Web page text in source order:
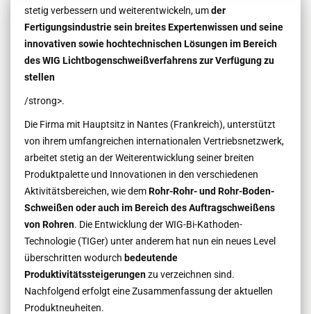
stetig verbessern und weiterentwickeln, umder
Fertigungsindustrie sein breites Expertenwissen und seine
innovativen sowie hochtechnischen Lösungen im Bereich
des WIG Lichtbogenschweißverfahrens zur Verfügung zu
stellen
/strong>.
Die Firma mit Hauptsitz in Nantes (Frankreich), unterstützt
von ihrem umfangreichen internationalen Vertriebsnetzwerk,
arbeitet stetig an der Weiterentwicklung seiner breiten
Produktpalette und Innovationen in den verschiedenen
Aktivitätsbereichen, wie demRohr-Rohr- und Rohr-Boden-
Schweißen oder auch im Bereich des Auftragschweißens
von Rohren. Die Entwicklung der WIG-Bi-Kathoden-
Technologie (TIGer) unter anderem hat nun ein neues Level
überschritten wodurch bedeutende
Produktivitätssteigerungenzu verzeichnen sind.
Nachfolgend erfolgt eine Zusammenfassung der aktuellen
Produktneuheiten.